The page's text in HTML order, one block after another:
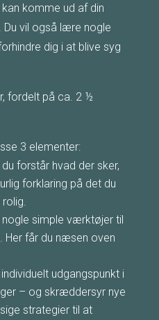
komme ud af din
Du vil også lære nogle
dig i at blive syg
fordelt på ca. 2 ½
3 elementer:
du forstår hvad der sker,
forklaring på det du
simple værktøjer til
Her får du næsen oven
udgangspunkt i
– og skræddersyr nye
strategier til at